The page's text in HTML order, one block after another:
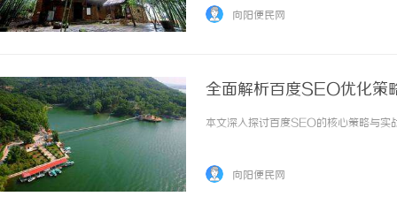
自动化、电气化与AI技术的深度融合，
向阳便民网
全面解析百度SEO优化策
本文深入探讨百度SEO的核心策略与
向阳便民网